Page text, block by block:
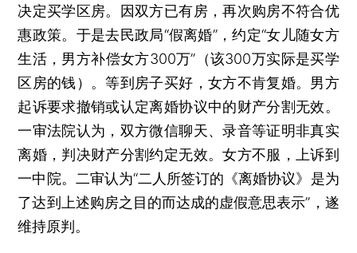
决定买学区房。因双方已有房，再次购房不符合优
惠政策。于是去民政局“假离婚”，约定“女儿随女方
生活，男方补偿女方300万”（该300万实际是买学
区房的钱）。等到房子买好，女方不肯复婚。男方
起诉要求撤销或认定离婚协议中的财产分割无效。
一审法院认为，双方微信聊天、录音等证明非真实
离婚，判决财产分割约定无效。女方不服，上诉到
一中院。二审认为“二人所签订的《离婚协议》是为
了达到上述购房之目的而达成的虚假意思表示”，遂
维持原判。